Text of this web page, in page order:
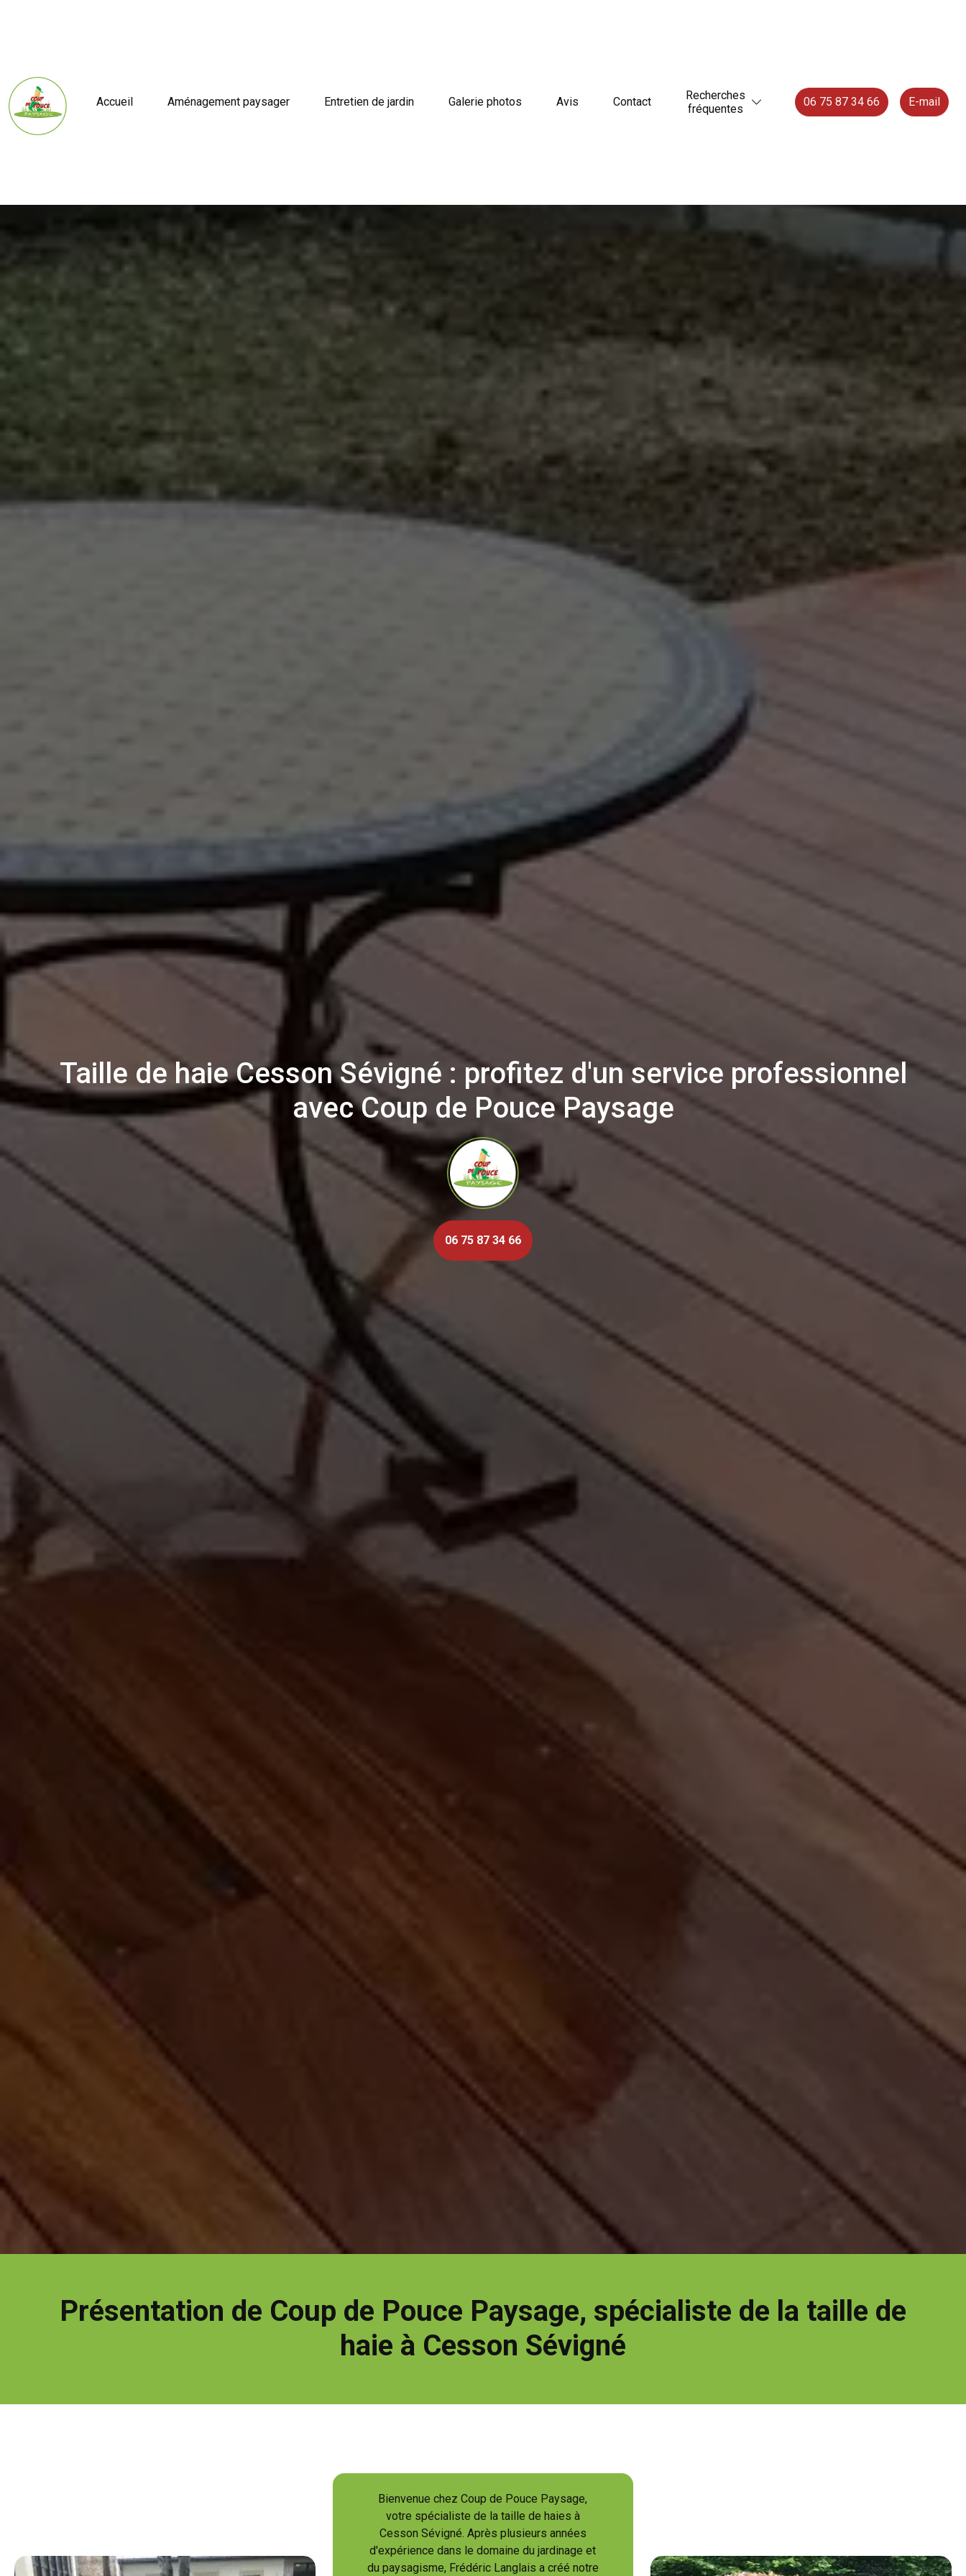
Accueil Aménagement paysager Entretien de jardin Galerie photos Avis Contact
Recherches
fréquentes
06 75 87 34 66 E-mail
Taille de haie Cesson Sévigné : profitez d'un service professionnel
avec Coup de Pouce Paysage
06 75 87 34 66
Présentation de Coup de Pouce Paysage, spécialiste de la taille de
haie à Cesson Sévigné
Bienvenue chez Coup de Pouce Paysage,
votre spécialiste de la taille de haies à
Cesson Sévigné. Après plusieurs années
d'expérience dans le domaine du jardinage et
du paysagisme, Frédéric Langlais a créé notre